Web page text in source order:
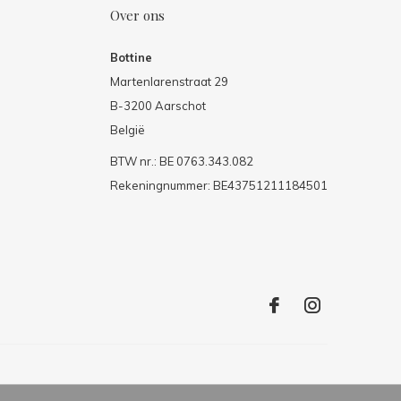
Over ons
Bottine
Martenlarenstraat 29
B-3200 Aarschot
België
BTW nr.: BE 0763.343.082
Rekeningnummer: BE43751211184501